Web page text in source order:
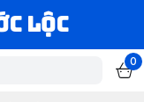
LỘC
0